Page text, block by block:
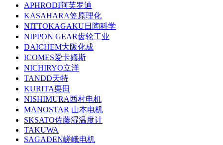
APHRODI阿芙罗迪
KASAHARA笠原理化
NITTOKAGAKU日陶科学
NIPPON GEAR齿轮工业
DAICHEM大阪化成
ICOMES爱卡姆斯
NICHIRYO立洋
TANDD天特
KURITA栗田
NISHIMURA西村电机
MANOSTAR 山本电机
SKSATO佐藤湿温度计
TAKUWA
SAGADEN嵯峨电机